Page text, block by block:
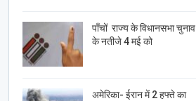
पाँचों राज्य के विधानसभा चुनाव
के नतीजे 4 मई को
अमेरिका- ईरान में 2 हफ्ते का